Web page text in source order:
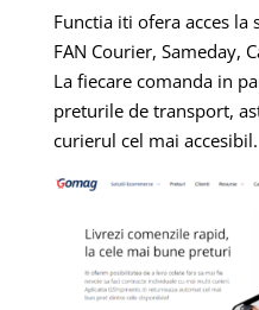
Functia iti ofera acces
FAN Courier, Sameday,
La fiecare comanda in
preturile de transport,
curierul cel mai accesibil.